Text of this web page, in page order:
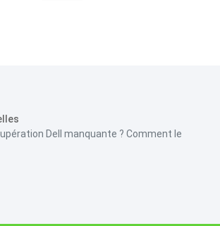
Dell manquante ? Comment le